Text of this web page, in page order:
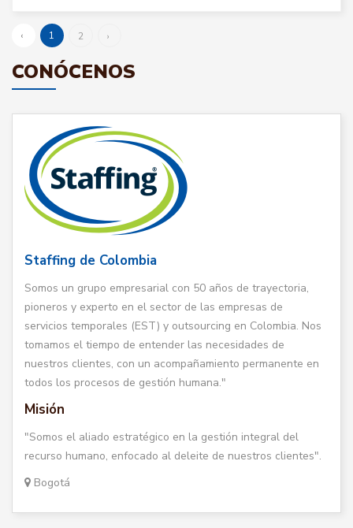
‹ 1 2 ›
CONÓCENOS
Staffing de Colombia
Somos un grupo empresarial con 50 años de trayectoria,
pioneros y experto en el sector de las empresas de
servicios temporales (EST) y outsourcing en Colombia. Nos
tomamos el tiempo de entender las necesidades de
nuestros clientes, con un acompañamiento permanente en
todos los procesos de gestión humana."
Misión
"Somos el aliado estratégico en la gestión integral del
recurso humano, enfocado al deleite de nuestros clientes".
Bogotá